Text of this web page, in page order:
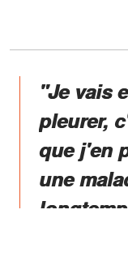
"Je vais
pleurer,
que j'en
une